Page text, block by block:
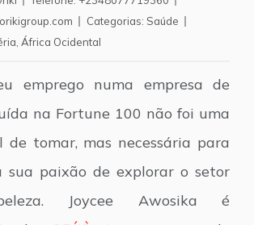
Categorias: Saúde
África Ocidental
emprego numa empresa de
na Fortune 100 não foi uma
de tomar, mas necessária para
sua paixão de explorar o setor
Joycee Awosika é